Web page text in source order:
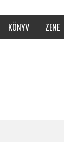
KÖNYV ZENE